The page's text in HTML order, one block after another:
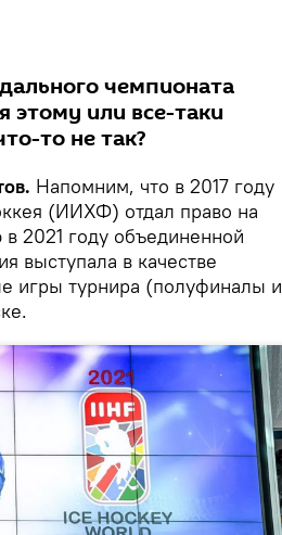
чемпионата
этому или все-таки
то не так?
Напомним, что в 2017 году
(ИИХФ) отдал право на
2021 году объединенной
выступала в качестве
игры турнира (полуфиналы и